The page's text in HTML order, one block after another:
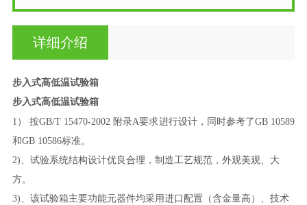
详细介绍
步入式高低温试验箱
步入式高低温试验箱
1）
按GB/T 15470-2002 附录A要求进行设计，同时参考了GB 10589
和GB 10586标准。
2)、试验系统结构设计优良合理，制造工艺规范，外观美观、大
方。
3)、 该试验箱主要功能元器件均采用进口配置（含金量高）、技术